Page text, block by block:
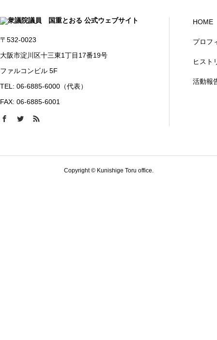
〒532-0023
大阪市淀川区十三東1丁目17番19号
ファルコンビル 5F
TEL: 06-6885-6000（代表）
FAX: 06-6885-6001
HOME
プロフ
ヒスト
活動報
Copyright © Kunishige Toru office.